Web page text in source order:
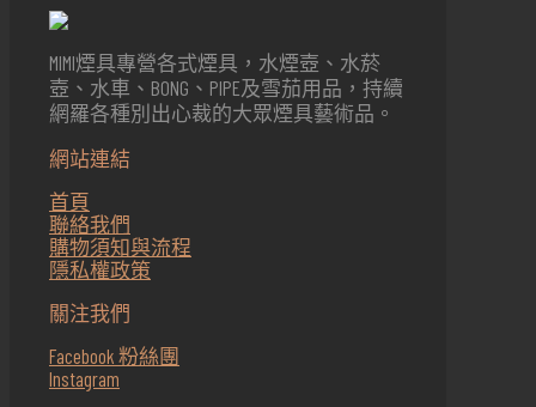
MIMI煙具專營各式煙具，水煙壺、水菸
壺、水車、BONG、PIPE及雪茄用品，持續
網羅各種別出心裁的大眾煙具藝術品。
網站連結
首頁
聯絡我們
購物須知與流程
隱私權政策
關注我們
Facebook 粉絲團
Instagram